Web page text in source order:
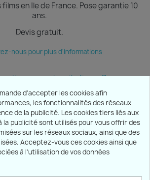
en Ile de France. Pose garantie 10
ans.
Devis gratuit.
nous pour plus d'informations
sur notre site Ecran Sun


d'accepter les cookies afin
les fonctionnalités des réseaux
de la publicité. Les cookies tiers liés aux
la publicité sont utilisés pour vous offrir des
sur les réseaux sociaux, ainsi que des
Acceptez-vous ces cookies ainsi que
à l'utilisation de vos données